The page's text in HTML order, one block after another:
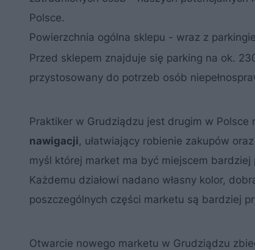
Polsce.
Powierzchnia ogólna sklepu - wraz z
Przed sklepem znajduje się parking na ok.
przystosowany do potrzeb osób
Praktiker w Grudziądzu jest drugim w
nawigacji, ułatwiający robienie zakupów
myśl której market ma być miejscem
Każdemu działowi nadano własny kolor,
poszczególnych części marketu są bardziej
Otwarcie nowego marketu w Grudziądzu